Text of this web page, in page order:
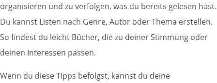
organisieren und zu verfolgen, was du bereits gelesen hast.
Du kannst Listen nach Genre, Autor oder Thema erstellen.
So findest du leicht Bücher, die zu deiner Stimmung oder
deinen Interessen passen.
Wenn du diese Tipps befolgst, kannst du deine